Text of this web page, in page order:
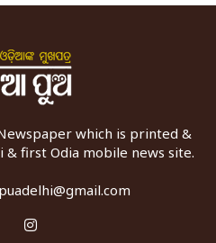
which is printed &
first Odia mobile news site.